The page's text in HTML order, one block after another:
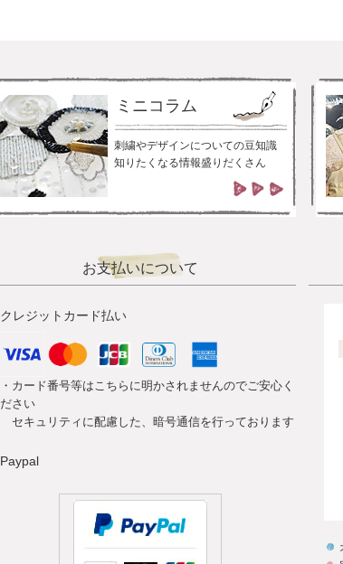
ミニコラム
刺繍やデザインについての豆知識
知りたくなる情報盛りだくさん
お支払いについて
クレジットカード払い
・カード番号等はこちらに明かされませんのでご安心く
ださい
セキュリティに配慮した、暗号通信を行っております
Paypal